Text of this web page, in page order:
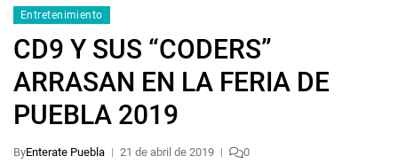
Entretenimiento
CD9 Y SUS “CODERS”
ARRASAN EN LA FERIA DE
PUEBLA 2019
ByEnterate Puebla 21 de abril de 2019 0